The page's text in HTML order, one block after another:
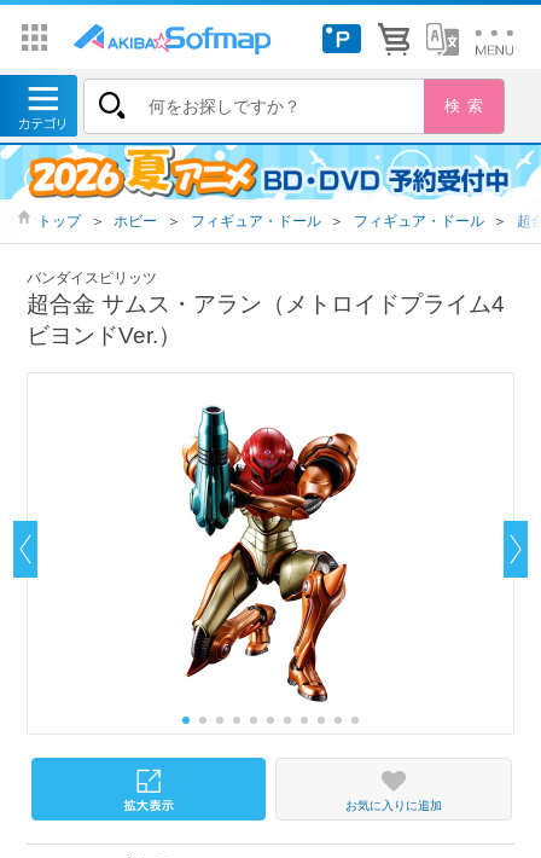
トップ ＞ ホビー ＞ フィギュア・ドール ＞ フィギュア・ドール ＞ 超
バンダイスピリッツ
超合金 サムス・アラン（メトロイドプライム4
ビヨンドVer.）
お気に入りに追加